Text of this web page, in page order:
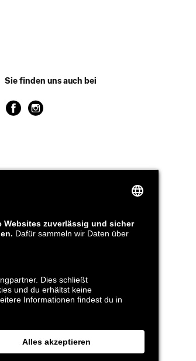
Sie finden uns auch bei